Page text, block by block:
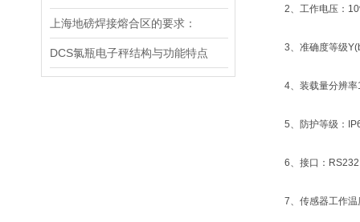
上海地磅焊接熔合区的要求：
DCS氯瓶电子秤结构与功能特点
2、工作电压：
3、准确度等级
4、装载量分辨率
5、防护等级：
6、接口：RS232
7、传感器工作温